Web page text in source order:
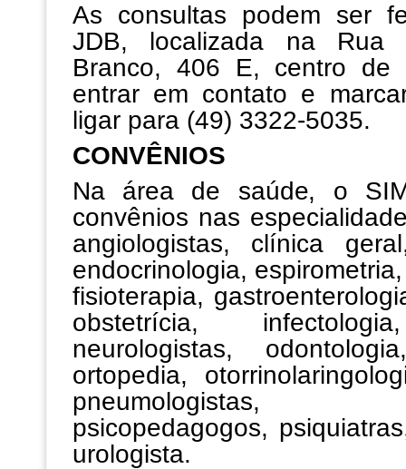
As consultas podem ser
JDB, localizada na Rua
Branco, 406 E, centro de
entrar em contato e
ligar para (49) 3322-5035.
CONVÊNIOS
Na área de saúde, o
convênios nas
angiologistas, clínica
endocrinologia,
fisioterapia,
obstetrícia,
neurologistas,
ortopedia,
pneumologistas,
psicopedagogos,
urologista.